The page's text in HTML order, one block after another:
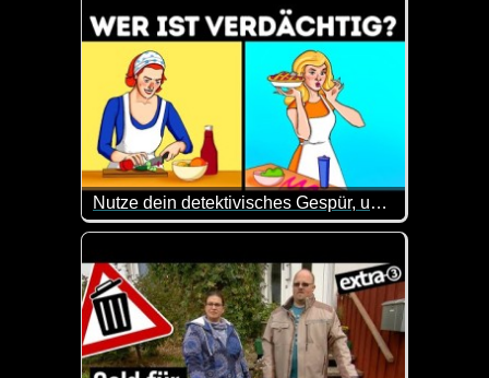
Nutze dein detektivisches Gespür, um 24 knifflige Rätsel zu knacken
Hier ist etwas Gehirnschmalz angesagt. Kannst